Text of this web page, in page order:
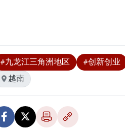
#九龙江三角洲地区 #创新创业
越南